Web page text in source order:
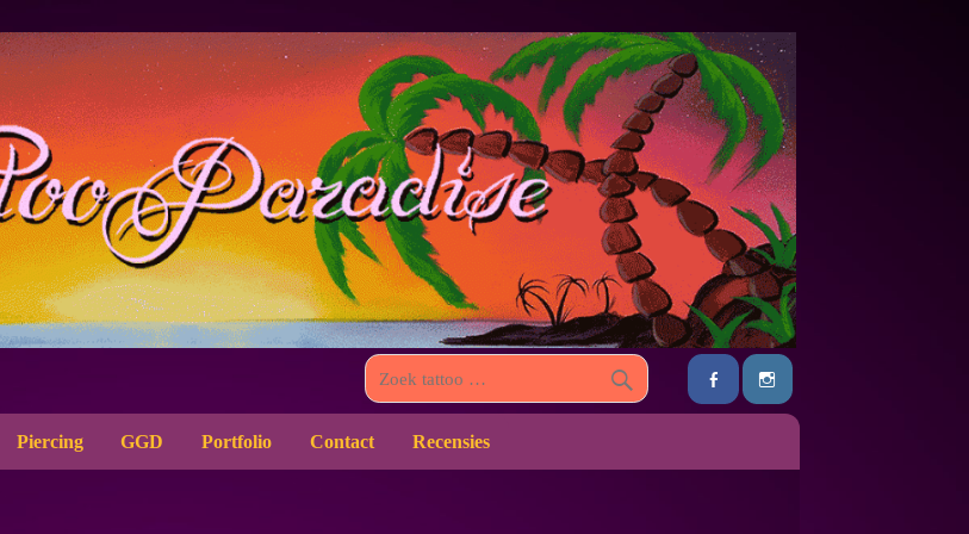
Piercing GGD Portfolio Contact Recensies